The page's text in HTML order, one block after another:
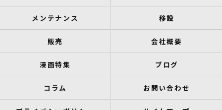
メンテナンス 移設
販売 会社概要
漫画特集 ブログ
コラム お問い合わせ